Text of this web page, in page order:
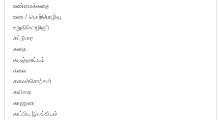
உண்மைக்கதை
உரை / சொற்பொழிவு
உறுதிமொழிஞர்
கட்டுரை
கதை
கருத்தரங்கம்
கலை
கலைச்சொற்கள்
கவிதை
காணுரை
காப்பிய இலக்கியம்